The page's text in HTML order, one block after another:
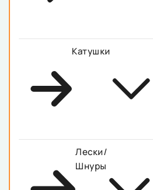
Катушки
Лески/
Шнуры